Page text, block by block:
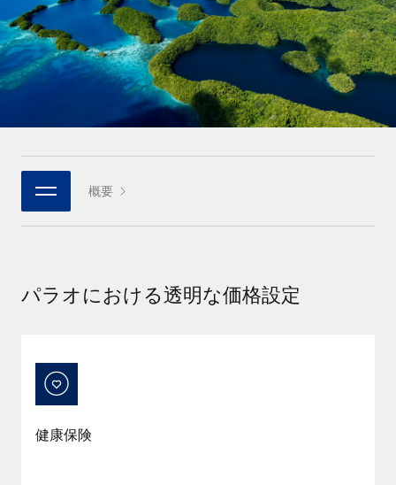
Remote統合
人事機能をワークフローにシームレスに統合する
プラットフォーム
チームのための人事の基本機能を内蔵
接続 新しい
当社のMCPを使用して、あらゆるAIツールをRemoteに接続
統合
基本的なビジネスツールを活用して業務プロセスを効率化す
サービス
バックグラウンドチェック
候補者の選考プロセスをシンプルに
Compliance Watchtower
ミッドマーケット
カスタマイズされた人事ソリューションでチームを拡大する
企業
大企業向けのグローバルHR
パートナーに登録
戦略的テクノロジーパートナー
グローバルな人事機能を柔軟に自社プラットフォームへ統合
Remote Build
近日リリース予定
活用事例
Reverse Tech、契約社員管理と給与処理でRemote
と戦略的提携
リサーチおよびガイド
活用事例
HR用語集
チェックリストおよびテンプレート
職務内容ライブラリ
ウェビナー
イベント
給与・人材情報
サポートを依頼する
すべてのリソースを表示する
Español
Italiano
Português (Portugal)
日本語
한국어 概要
パラオにおける透明な価格設定
健康保険